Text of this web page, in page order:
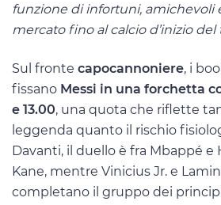
funzione di infortuni, amichevoli
mercato fino al calcio d’inizio del
Sul fronte capocannoniere, i
fissano Messi in una forchetta
e 13.00, una quota che riflette
leggenda quanto il rischio
Davanti, il duello è fra Mbappé e
Kane, mentre Vinicius Jr. e
completano il gruppo dei